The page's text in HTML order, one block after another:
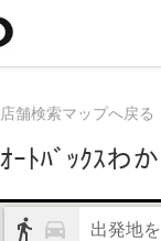
店舗検索マップへ戻る
ｵｰﾄﾊﾞｯｸｽわ
出発地